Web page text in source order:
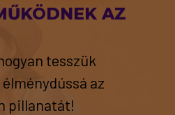
AZ
tesszük
az
pillanatát!